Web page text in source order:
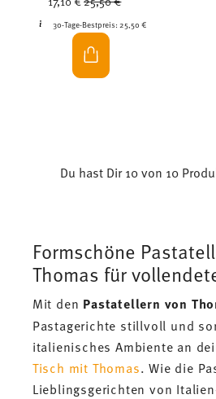
30-Tage-Bestpreis: 25,50 €
Du hast Dir 10 von 10
Formschöne
Thomas für
Mit den Pastatellern von
Pastagerichte stillvoll und
italienisches Ambiente an
Tisch mit Thomas. Wie die
Lieblingsgerichten von